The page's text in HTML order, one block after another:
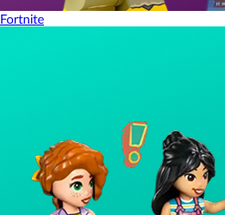
Fortnite